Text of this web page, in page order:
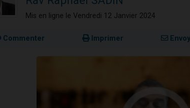
Mis en ligne le Vendredi 12 Janvier 2024
Commenter Imprimer